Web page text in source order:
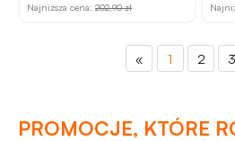
Najniższa cena: 202,90 zł
« 1 2 3
PROMOCJE, KTÓRE